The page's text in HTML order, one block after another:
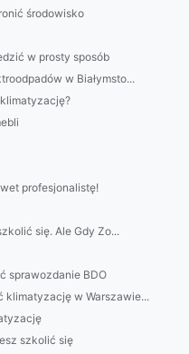
środowisko
w prosty sposób
w Białymsto...
profesjonalistę!
się. Ale Gdy Zo...
sprawozdanie BDO
klimatyzację w Warszawie...
szkolić się